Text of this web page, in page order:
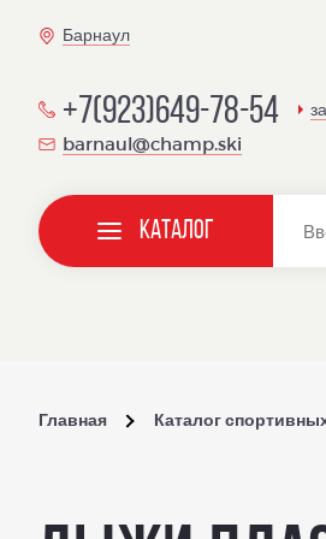
Барнаул
+7(923)649-78-54
barnaul@champ.ski
Каталог
Главная Каталог